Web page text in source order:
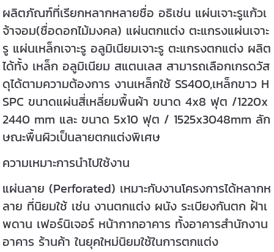
ผลิตภัณฑ์ที่เรียกหลากหลายชื่อ อธิเช่น แผ่นเจาะรูแก้วเ
จ้าจอม(ชื่อดอกไม้มงคล) แผ่นตกแต่ง ตะแกรงแผ่นเจาะ
รู แผ่นเหล็กเจาะรู อลูมิเนียมเจาะรู ตะแกรงตกแต่ง ผลิต
ได้ทั้ง เหล็ก อลูมิเนียม สแตนเลส สามารถเลือกเกรดวัส
ดุได้ตามความต้องการ งานเหล็กใช้ SS400,เหล็กขาว H
SPC ขนาดแผ่นสี่เหลี่ยมพื้นผ้า ขนาด 4x8 ฟุต /1220x
2440 mm และ ขนาด 5x10 ฟุต / 1525x3048mm ลัก
ษณะพื้นผิวเป็นลายตกแต่งพิเศษ
ความเหมาะการนำไปใช้งาน
แผ่นลาย (Perforated) เหมาะกับงานโครงการได้หลากห
ลาย ที่นิยมใช้ เช่น งานตกแต่ง ผนัง ระเบียงกันตก ฝ้าเ
พดาน เฟอร์นิเจอร์ หน้ากากอาคาร ทั้งอาคารสำนักงาน
อาคาร ร้านค้า ในยุคใหม่นิยมใช้ในการตกแต่ง